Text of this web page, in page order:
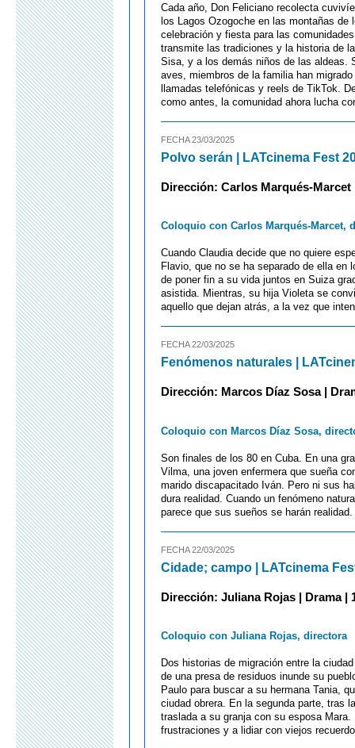
Cada año, Don Feliciano recolecta
los Lagos Ozogoche en las montañas
celebración y fiesta para las
transmite las tradiciones y la historia de
Sisa, y a los demás niños de las aldeas.
aves, miembros de la familia han
llamadas telefónicas y reels de TikTok.
como antes, la comunidad ahora lucha
FECHA 23/03/2025
Polvo serán | LATcinema Fest
Dirección: Carlos Marqués-Marcet
Coloquio con Carlos Marqués-Marcet,
Cuando Claudia decide que no quiere
Flavio, que no se ha separado de ella en
de poner fin a su vida juntos en Suiza
asistida. Mientras, su hija Violeta se
aquello que dejan atrás, a la vez que
FECHA 22/03/2025
Fenómenos naturales |
Dirección: Marcos Díaz Sosa |
Coloquio con Marcos Díaz Sosa,
Son finales de los 80 en Cuba. En una
Vilma, una joven enfermera que sueña
marido discapacitado Iván. Pero ni sus
dura realidad. Cuando un fenómeno
parece que sus sueños se harán realidad.
FECHA 22/03/2025
Cidade; campo | LATcinema
Dirección: Juliana Rojas | Drama |
Coloquio con Juliana Rojas, directora
Dos historias de migración entre la
de una presa de residuos inunde su
Paulo para buscar a su hermana Tania,
ciudad obrera. En la segunda parte, tras
traslada a su granja con su esposa
frustraciones y a lidiar con viejos